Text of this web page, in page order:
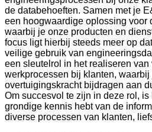
de databehoeften. Samen met je
een hoogwaardige oplossing voor
waarbij je onze producten en
focus ligt hierbij steeds meer op
veilige gebruik van
een sleutelrol in het realiseren van
werkprocessen bij klanten,
overtuigingskracht bijdragen aan
Om succesvol te zijn in deze rol,
grondige kennis hebt van de
diverse processen van klanten,